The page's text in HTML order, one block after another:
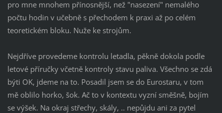
pro mne mnohem přínosnější, než "nasezení" nemalého
počtu hodin v učebně s přechodem k praxi až po celém
teoretickém bloku. Nuže ke strojům.
Nejdříve provedeme kontrolu letadla, pěkně dokola podle
letové příručky včetně kontroly stavu paliva. Všechno se zdá
býti OK, jdeme na to. Posadil jsem se do Eurostaru, v tom
mě oblilo horko, šok. Ač to v kontextu vyzní směšně, bojím
se výšek. Na okraj střechy, skály, .. nepůjdu ani za pytel